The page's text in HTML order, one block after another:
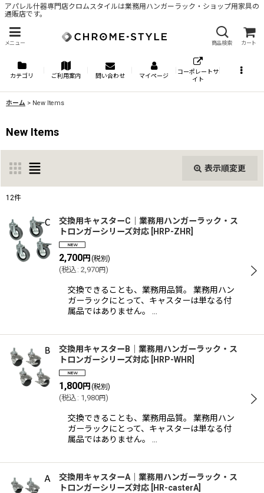
アパレル什器専門店クロムスタイルは業務用ハンガーラック・ショップ用家具の
通販店です。
メニュー 商品検索 カート
カテゴリ ご利用案内 問い合わせ マイページ
コーポレートサ
イト
ホーム > New Items
New Items
表示順変更
表示数
並び順:
絞り込む
12件
交換用キャスターC｜業務用ハンガーラック・ス
トロンガーシリーズ対応
HRP-ZHR
2,700円 (税別)
(税込 : 2,970円)
交換できることも、業務用品質。 業務用ハン
ガーラックにとって、キャスターは単なる付
属品ではありません。 …
交換用キャスターB｜業務用ハンガーラック・ス
トロンガーシリーズ対応
HRP-WHR
1,800円 (税別)
(税込 : 1,980円)
交換できることも、業務用品質。 業務用ハン
ガーラックにとって、キャスターは単なる付
属品ではありません。 …
交換用キャスターA｜業務用ハンガーラック・ス
トロンガーシリーズ対応
HR-casterA